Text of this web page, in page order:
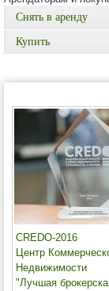
Снять в аренду
Купить
CREDO-2016
Центр
Недвижимости
"Лучшая